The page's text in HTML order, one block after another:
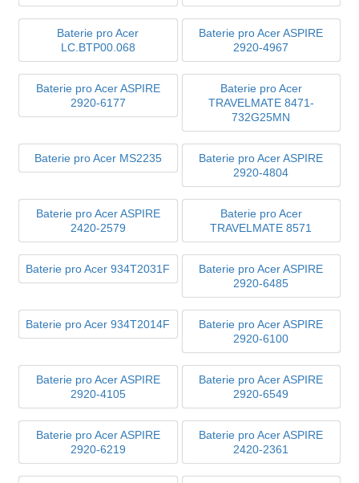
Baterie pro Acer
LC.BTP00.068
Baterie pro Acer ASPIRE
2920-4967
Baterie pro Acer ASPIRE
2920-6177
Baterie pro Acer
TRAVELMATE 8471-
732G25MN
Baterie pro Acer MS2235
Baterie pro Acer ASPIRE
2920-4804
Baterie pro Acer ASPIRE
2420-2579
Baterie pro Acer
TRAVELMATE 8571
Baterie pro Acer 934T2031F
Baterie pro Acer ASPIRE
2920-6485
Baterie pro Acer 934T2014F
Baterie pro Acer ASPIRE
2920-6100
Baterie pro Acer ASPIRE
2920-4105
Baterie pro Acer ASPIRE
2920-6549
Baterie pro Acer ASPIRE
2920-6219
Baterie pro Acer ASPIRE
2420-2361